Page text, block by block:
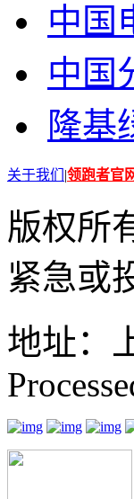
中国
中国
隆基
关于我们 |领跑者官
版权所
紧急或
地址：